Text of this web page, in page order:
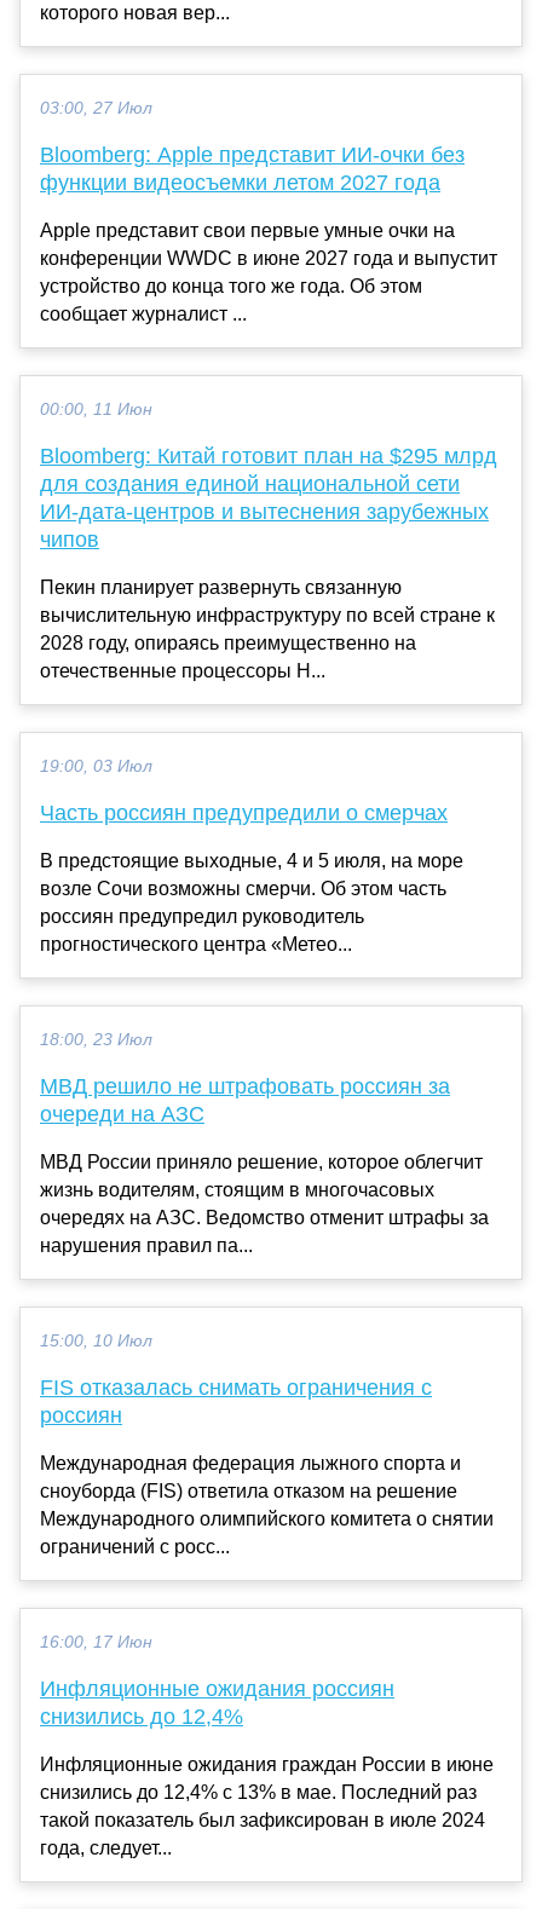
которого новая вер...
03:00, 27 Июл
Bloomberg: Apple представит ИИ-очки без
функции видеосъемки летом 2027 года
Apple представит свои первые умные очки на
конференции WWDC в июне 2027 года и выпустит
устройство до конца того же года. Об этом
сообщает журналист ...
00:00, 11 Июн
Bloomberg: Китай готовит план на $295 млрд
для создания единой национальной сети
ИИ-дата-центров и вытеснения зарубежных
чипов
Пекин планирует развернуть связанную
вычислительную инфраструктуру по всей стране к
2028 году, опираясь преимущественно на
отечественные процессоры H...
19:00, 03 Июл
Часть россиян предупредили о смерчах
В предстоящие выходные, 4 и 5 июля, на море
возле Сочи возможны смерчи. Об этом часть
россиян предупредил руководитель
прогностического центра «Метео...
18:00, 23 Июл
МВД решило не штрафовать россиян за
очереди на АЗС
МВД России приняло решение, которое облегчит
жизнь водителям, стоящим в многочасовых
очередях на АЗС. Ведомство отменит штрафы за
нарушения правил па...
15:00, 10 Июл
FIS отказалась снимать ограничения с
россиян
Международная федерация лыжного спорта и
сноуборда (FIS) ответила отказом на решение
Международного олимпийского комитета о снятии
ограничений с росс...
16:00, 17 Июн
Инфляционные ожидания россиян
снизились до 12,4%
Инфляционные ожидания граждан России в июне
снизились до 12,4% с 13% в мае. Последний раз
такой показатель был зафиксирован в июле 2024
года, следует...